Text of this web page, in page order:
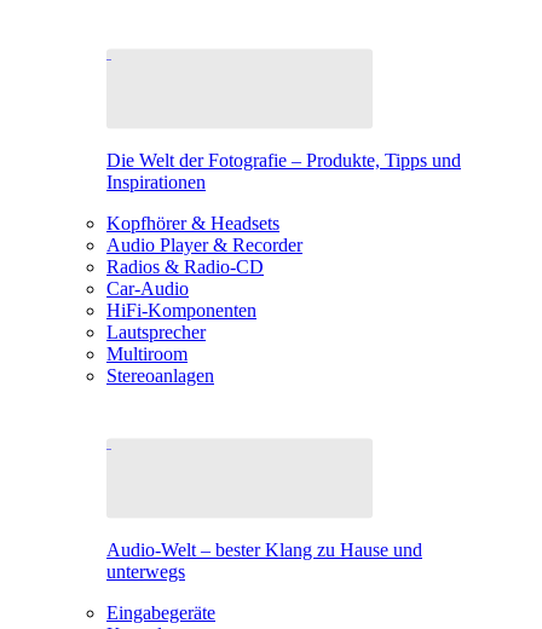
Die Welt der Fotografie – Produkte, Tipps und
Inspirationen
Kopfhörer & Headsets
Audio Player & Recorder
Radios & Radio-CD
Car-Audio
HiFi-Komponenten
Lautsprecher
Multiroom
Stereoanlagen
Audio-Welt – bester Klang zu Hause und
unterwegs
Eingabegeräte